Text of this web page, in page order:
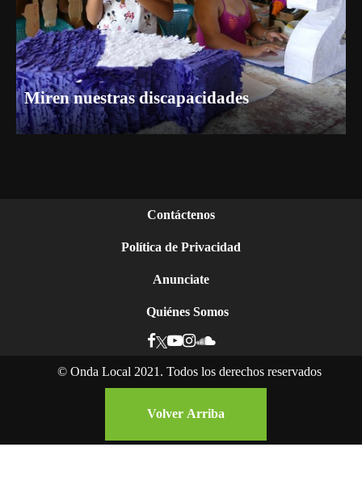
Miren nuestras discapacidades
Contáctenos
Política de Privacidad
Anunciate
Quiénes Somos
© Onda Local 2021. Todos los derechos reservados
Volver Arriba